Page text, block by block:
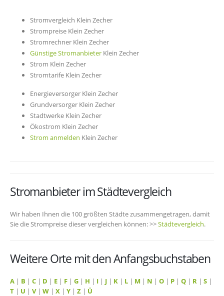
Stromvergleich Klein Zecher
Strompreise Klein Zecher
Stromrechner Klein Zecher
Günstige Stromanbieter Klein Zecher
Strom Klein Zecher
Stromtarife Klein Zecher
Energieversorger Klein Zecher
Grundversorger Klein Zecher
Stadtwerke Klein Zecher
Ökostrom Klein Zecher
Strom anmelden Klein Zecher
Stromanbieter im Städtevergleich
Wir haben Ihnen die 100 größten Städte zusammengetragen, damit
Sie die Strompreise dieser vergleichen können: >>Städtevergleich.
Weitere Orte mit den Anfangsbuchstaben
A | B | C | D | E | F | G | H | I | J | K | L | M | N | O | P | Q | R | S |
T | U | V| W | X | Y | Z | Ü